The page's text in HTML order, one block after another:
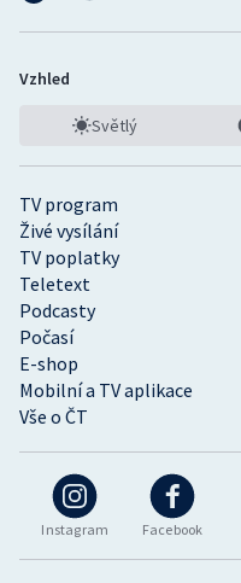
Instagram Facebook
TV program
Živé vysílání
TV poplatky
Teletext
Podcasty
Počasí
E-shop
Mobilní a TV aplikace
Vše o ČT
Vzhled
Světlý